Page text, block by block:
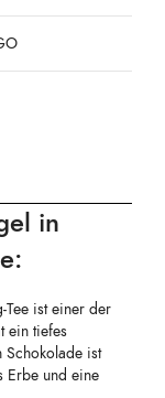
in
Tee ist einer der
ein tiefes
Schokolade ist
Erbe und eine